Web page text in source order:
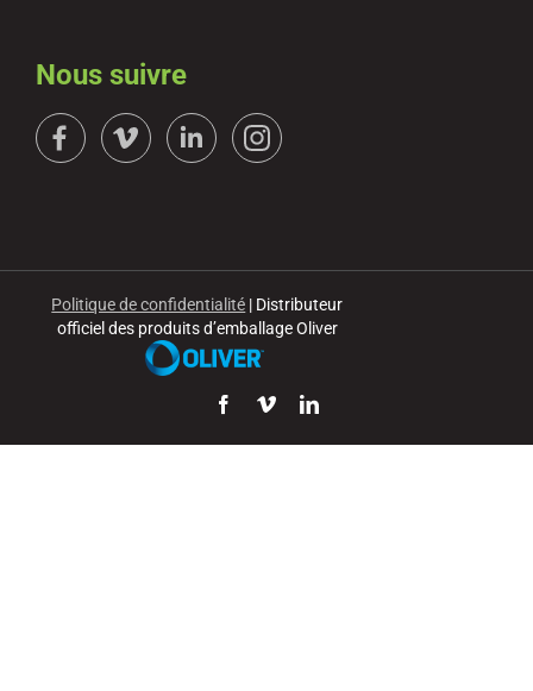
Nous suivre
Politique de confidentialité | Distributeur
officiel des produits d’emballage Oliver
Facebook
VimeoLinkedIn